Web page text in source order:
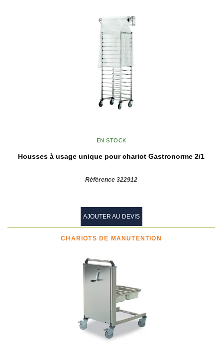
EN STOCK
Housses à usage unique pour chariot Gastronorme 2/1
Référence 322912
AJOUTER AU DEVIS
CHARIOTS DE MANUTENTION